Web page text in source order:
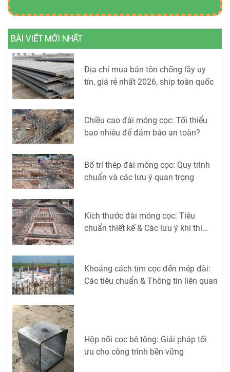
BÀI VIẾT MỚI NHẤT
Địa chỉ mua bán tôn chống lầy uy
tín, giá rẻ nhất 2026, ship toàn quốc
Chiều cao đài móng cọc: Tối thiểu
bao nhiêu để đảm bảo an toàn?
Bố trí thép đài móng cọc: Quy trình
chuẩn và các lưu ý quan trọng
Kích thước đài móng cọc: Tiêu
chuẩn thiết kế & Các lưu ý khi thi
Khoảng cách tim cọc đến mép đài:
Các tiêu chuẩn & Thông tin liên quan
Hộp nối cọc bê tông: Giải pháp tối
ưu cho công trình bền vững